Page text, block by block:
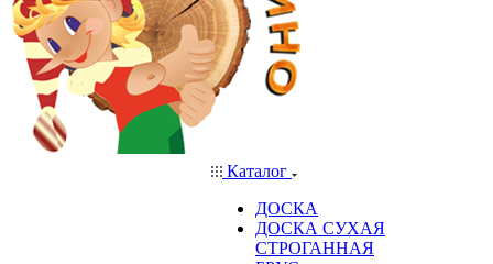
Каталог
ДОСКА
ДОСКА СУХАЯ
СТРОГАННАЯ